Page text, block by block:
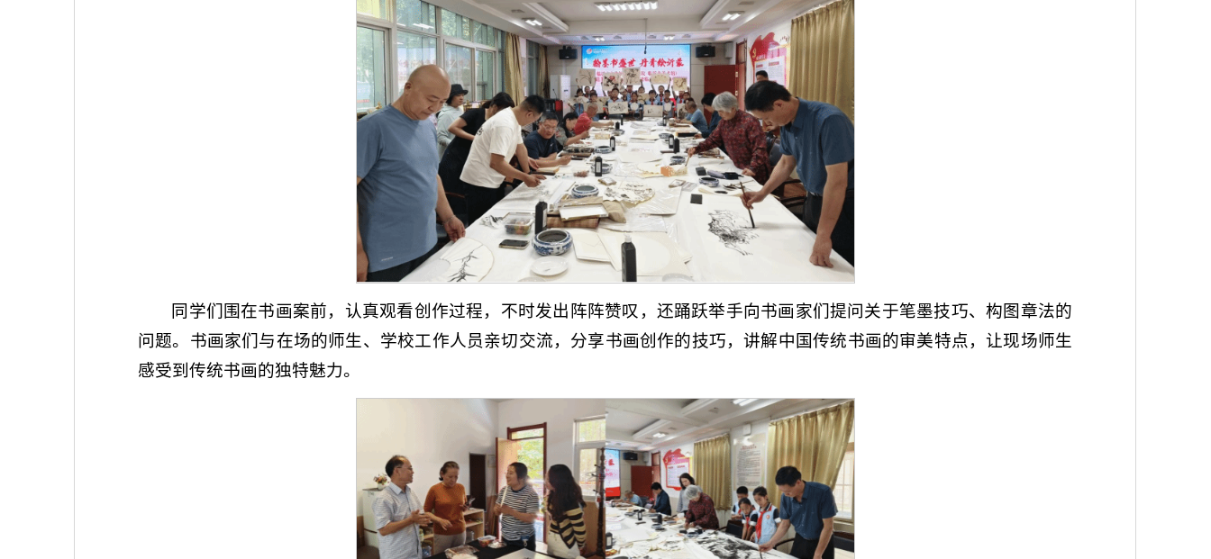
同学们围在书画案前，认真观看创作过程，不时发出阵阵赞叹，还踊跃举手向书画家们提问关于笔墨技巧、构图章法的
问题。书画家们与在场的师生、学校工作人员亲切交流，分享书画创作的技巧，讲解中国传统书画的审美特点，让现场师生
感受到传统书画的独特魅力。